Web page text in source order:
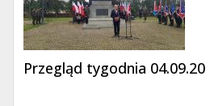
Przegląd tygodnia 04.09.20